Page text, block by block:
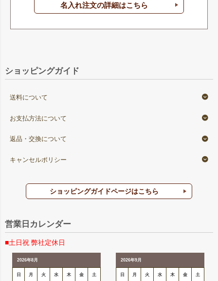
名入れ注文の詳細はこちら
ショッピングガイド
送料について
お支払方法について
返品・交換について
キャンセルポリシー
ショッピングガイドページはこちら
営業日カレンダー
■土日祝 弊社定休日
2026年8月
日 月 火 水 木 金 土
2026年9月
日 月 火 水 木 金 土